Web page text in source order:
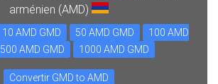
arménien (AMD)
10 AMD GMD 50 AMD GMD
100 AMD
500 AMD GMD 1000 AMD GMD
Convertir GMD to AMD